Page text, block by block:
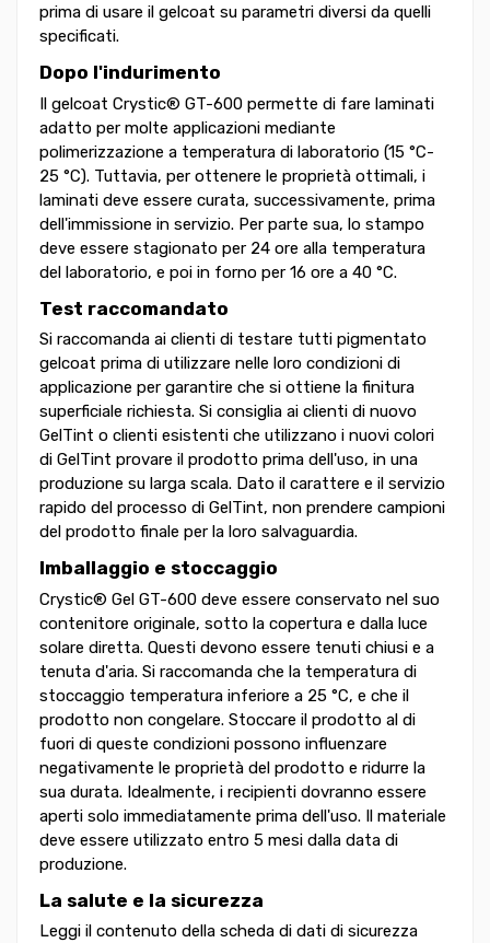
prima di usare il gelcoat su parametri diversi da quelli
specificati.
Dopo l'indurimento
Il gelcoat Crystic® GT-600 permette di fare laminati
adatto per molte applicazioni mediante
polimerizzazione a temperatura di laboratorio (15 °C-
25 °C). Tuttavia, per ottenere le proprietà ottimali, i
laminati deve essere curata, successivamente, prima
dell'immissione in servizio. Per parte sua, lo stampo
deve essere stagionato per 24 ore alla temperatura
del laboratorio, e poi in forno per 16 ore a 40 °C.
Test raccomandato
Si raccomanda ai clienti di testare tutti pigmentato
gelcoat prima di utilizzare nelle loro condizioni di
applicazione per garantire che si ottiene la finitura
superficiale richiesta. Si consiglia ai clienti di nuovo
GelTint o clienti esistenti che utilizzano i nuovi colori
di GelTint provare il prodotto prima dell'uso, in una
produzione su larga scala. Dato il carattere e il servizio
rapido del processo di GelTint, non prendere campioni
del prodotto finale per la loro salvaguardia.
Imballaggio e stoccaggio
Crystic® Gel GT-600 deve essere conservato nel suo
contenitore originale, sotto la copertura e dalla luce
solare diretta. Questi devono essere tenuti chiusi e a
tenuta d'aria. Si raccomanda che la temperatura di
stoccaggio temperatura inferiore a 25 °C, e che il
prodotto non congelare. Stoccare il prodotto al di
fuori di queste condizioni possono influenzare
negativamente le proprietà del prodotto e ridurre la
sua durata. Idealmente, i recipienti dovranno essere
aperti solo immediatamente prima dell'uso. Il materiale
deve essere utilizzato entro 5 mesi dalla data di
produzione.
La salute e la sicurezza
Leggi il contenuto della scheda di dati di sicurezza